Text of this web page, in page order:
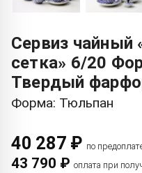
Сервиз чайный
сетка» 6/20
Твердый
Форма: Тюльпан
40 287 ₽ по
43 790 ₽ оплата при